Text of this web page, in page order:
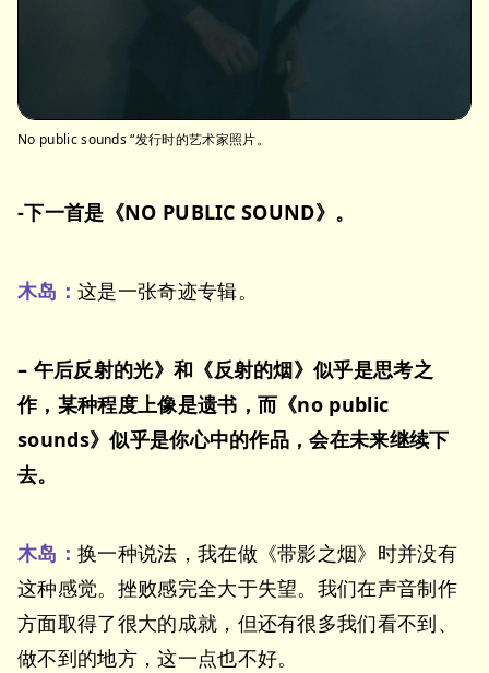
No public sounds “发行时的艺术家照片。
-下一首是《NO PUBLIC SOUND》。
木岛： 这是一张奇迹专辑。
– 午后反射的光》和《反射的烟》似乎是思考之
作，某种程度上像是遗书，而《no public
sounds》似乎是你心中的作品，会在未来继续下
去。
木岛： 换一种说法，我在做《带影之烟》时并没有
这种感觉。挫败感完全大于失望。我们在声音制作
方面取得了很大的成就，但还有很多我们看不到、
做不到的地方，这一点也不好。